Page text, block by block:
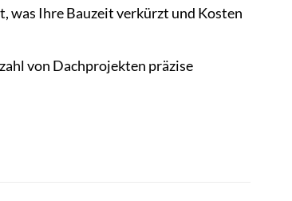
was Ihre Bauzeit verkürzt und Kosten
von Dachprojekten präzise